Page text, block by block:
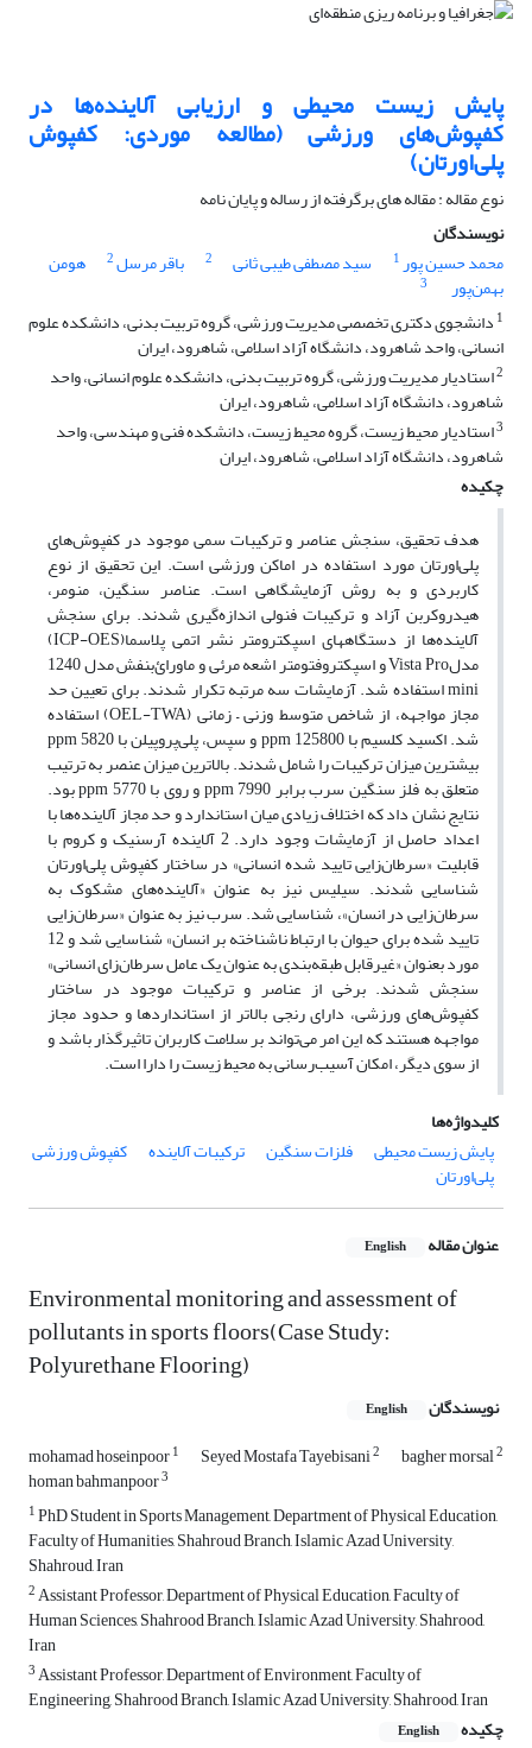
پایش زیست محیطی و ارزیابی آلاینده‌ها در
کفپوش‌های ورزشی (مطالعه موردی: کفپوش
پلی‌اورتان)
نوع مقاله : مقاله های برگرفته از رساله و پایان نامه
نویسندگان
محمد حسین پور1 سید مصطفی طیبی ثانی 2 باقر مرسل2 هومن
بهمن‌پور
3
1 دانشجوی دکتری تخصصی مدیریت ورزشی، گروه تربیت بدنی، دانشکده علوم
انسانی، واحد شاهرود، دانشگاه آزاد اسلامی، شاهرود، ایران
2استادیار مدیریت ورزشی، گروه تربیت بدنی، دانشکده علوم انسانی، واحد
شاهرود، دانشگاه آزاد اسلامی، شاهرود، ایران
3استادیار محیط زیست، گروه محیط زیست، دانشکده فنی و مهندسی، واحد
شاهرود، دانشگاه آزاد اسلامی، شاهرود، ایران
چکیده
هدف تحقیق، سنجش عناصر و ترکیبات سمی موجود در کفپوش‌های
پلی‌اورتان مورد استفاده در اماکن ورزشی است. این تحقیق از نوع
کاربردی و به روش آزمایشگاهی است. عناصر سنگین، منومر،
هیدروکربن آزاد و ترکیبات فنولی اندازه‌گیری شدند. برای سنجش
آلاینده‌ها از دستگاههای اسپکترومتر نشر اتمی پلاسما(ICP-OES)
مدلVista Pro و اسپکتروفتومتر اشعه مرئی و ماورائ‌بنفش مدل 1240
mini استفاده شد. آزمایشات سه مرتبه تکرار شدند. برای تعیین حد
مجاز مواجهه، از شاخص متوسط وزنی – زمانی (OEL-TWA) استفاده
شد. اکسید کلسیم با ppm 125800 و سپس، پلی‌پروپیلن با ppm 5820
بیشترین میزان ترکیبات را شامل شدند. بالاترین میزان عنصر به ترتیب
متعلق به فلز سنگین سرب برابر ppm 7990 و روی با ppm 5770 بود.
نتایج نشان داد که اختلاف زیادی میان استاندارد و حد مجاز آلاینده‌ها با
اعداد حاصل از آزمایشات وجود دارد. 2 آلاینده آرسنیک و کروم با
قابلیت «سرطان‌زایی تایید شده انسانی» در ساختار کفپوش پلی‌اورتان
شناسایی شدند. سیلیس نیز به عنوان «آلاینده‌های مشکوک به
سرطان‌زایی در انسان»، شناسایی شد. سرب نیز به عنوان «سرطان‌زایی
تایید شده برای حیوان با ارتباط ناشناخته بر انسان» شناسایی شد و 12
مورد بعنوان «غیرقابل طبقه‌بندی به عنوان یک عامل سرطان‌زای انسانی»
سنجش شدند. برخی از عناصر و ترکیبات موجود در ساختار
کفپوش‌های ورزشی، دارای رنجی بالاتر از استانداردها و حدود مجاز
مواجهه هستند که این امر می‌تواند بر سلامت کاربران تاثیرگذار باشد و
از سوی دیگر، امکان آسیب‌رسانی به محیط زیست را دارا است.
کلیدواژه‌ها
پایش زیست محیطی
فلزات سنگین ترکیبات آلاینده کفپوش ورزشی
پلی‌اورتان
عنوان مقاله English
Environmental monitoring and assessment of
pollutants in sports floors(Case Study:
Polyurethane Flooring)
نویسندگان English
mohamad hoseinpoor1 Seyed Mostafa Tayebisani2 bagher morsal2
homan bahmanpoor3
1PhD Student in Sports Management, Department of Physical Education,
Faculty of Humanities, Shahroud Branch, Islamic Azad University,
Shahroud, Iran
2Assistant Professor, Department of Physical Education, Faculty of
Human Sciences, Shahrood Branch, Islamic Azad University, Shahrood,
Iran
3Assistant Professor, Department of Environment, Faculty of
Engineering, Shahrood Branch, Islamic Azad University, Shahrood, Iran
چکیده
English